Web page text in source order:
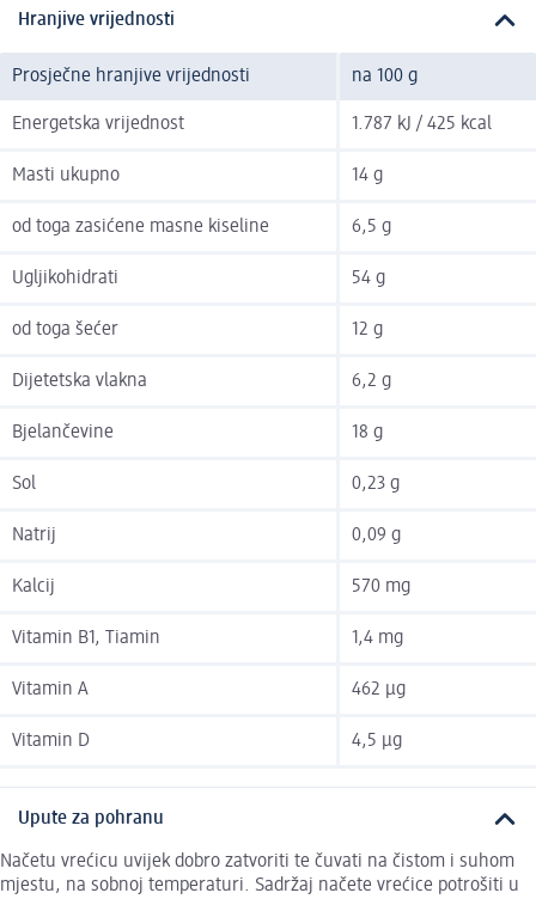
Hranjive vrijednosti
Prosječne hranjive vrijednosti na 100 g
Energetska vrijednost 1.787 kJ / 425 kcal
Masti ukupno 14 g
od toga zasićene masne kiseline 6,5 g
Ugljikohidrati 54 g
od toga šećer 12 g
Dijetetska vlakna 6,2 g
Bjelančevine 18 g
Sol 0,23 g
Natrij 0,09 g
Kalcij 570 mg
Vitamin B1, Tiamin 1,4 mg
Vitamin A 462 µg
Vitamin D 4,5 µg
Upute za pohranu
Načetu vrećicu uvijek dobro zatvoriti te čuvati na čistom i suhom
mjestu, na sobnoj temperaturi. Sadržaj načete vrećice potrošiti u